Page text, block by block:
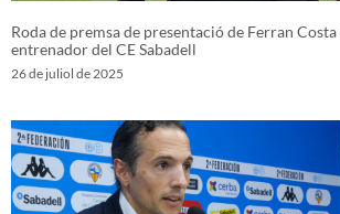
Roda de premsa de presentació de Ferran
entrenador del CE Sabadell
26 de juliol de 2025